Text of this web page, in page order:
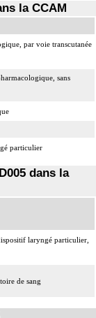
la CCAM
par voie transcutanée
sans
particulier
dans la
laryngé particulier,
de sang